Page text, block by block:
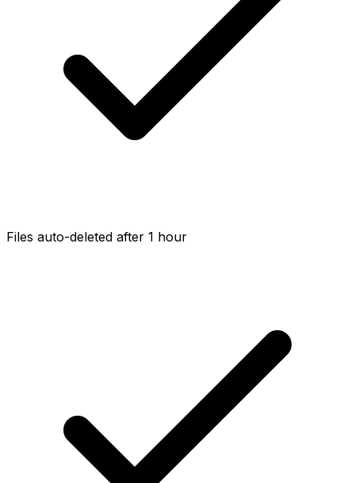
Files auto-deleted after 1 hour